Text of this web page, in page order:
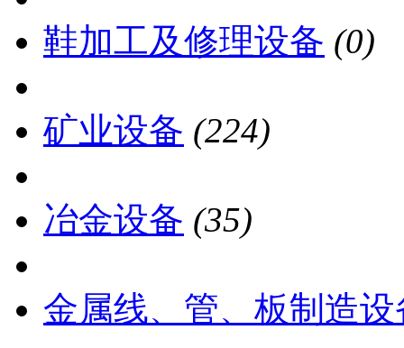
鞋加工及修理设备 (0)
矿业设备 (224)
冶金设备 (35)
金属线、管、板制造设